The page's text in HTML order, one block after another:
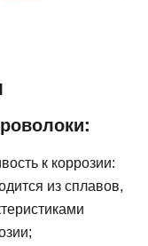
к коррозии:
из сплавов,